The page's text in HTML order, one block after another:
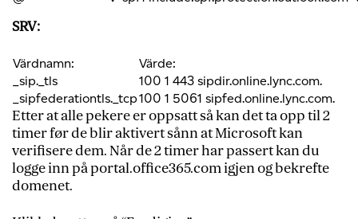
SRV:
Värdnamn:
Värde:
_sip._tls
100 1 443 sipdir.online.lync.com.
_sipfederationtls._tcp100 1 5061 sipfed.online.lync.com.
Etter at alle pekere er oppsatt så kan det ta opp til 2
timer før de blir aktivert sånn at Microsoft kan
verifisere dem. Når de 2 timer har passert kan du
logge inn på portal.office365.com igjen og bekrefte
domenet.